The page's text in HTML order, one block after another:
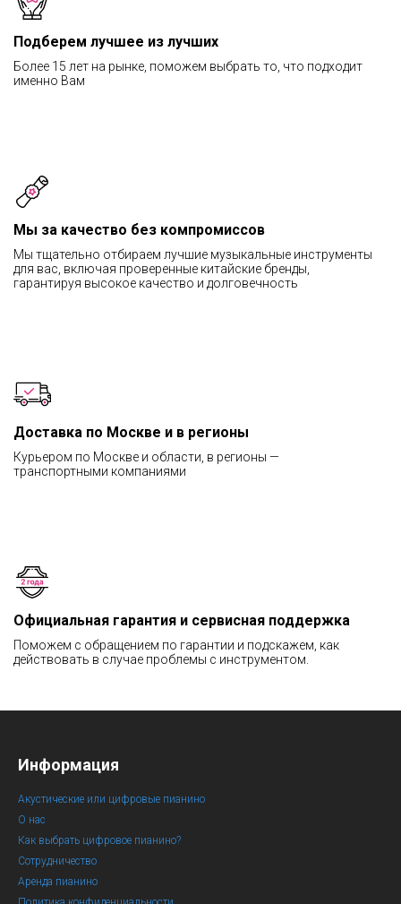
Подберем лучшее из лучших
Более 15 лет на рынке, поможем выбрать то, что подходит
именно Вам
Мы за качество без компромиссов
Мы тщательно отбираем лучшие музыкальные инструменты
для вас, включая проверенные китайские бренды,
гарантируя высокое качество и долговечность
Доставка по Москве и в регионы
Курьером по Москве и области, в регионы —
транспортными компаниями
Официальная гарантия и сервисная поддержка
Поможем с обращением по гарантии и подскажем, как
действовать в случае проблемы с инструментом.
Информация
Акустические или цифровые пианино
О нас
Как выбрать цифровое пианино?
Сотрудничество
Аренда пианино